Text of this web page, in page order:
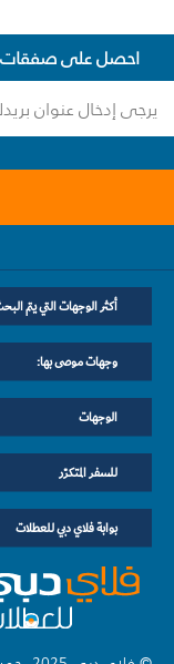
احصل على صفقات
أكثر الوجهات التي يتم
وجهات موصى بها:
الوجهات
للسفر المتكرّر
بوابة فلاي دبي للعطلات